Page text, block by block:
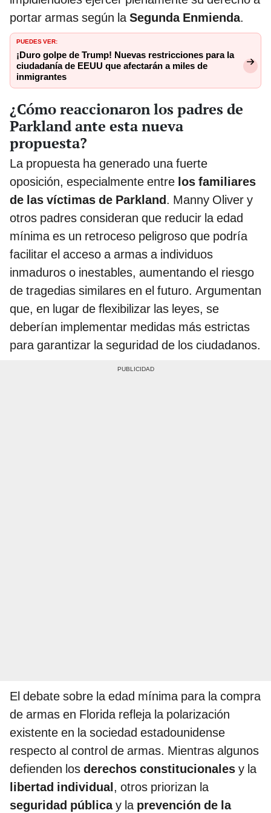
portar armas según laSegunda Enmienda.
PUEDES VER:
¡Duro golpe de Trump! Nuevas restricciones para la
ciudadanía de EEUU que afectarán a miles de
inmigrantes
¿Cómo reaccionaron los padres de
Parkland ante esta nueva
propuesta?
La propuesta ha generado una fuerte
oposición, especialmente entre los familiares
de las víctimas de Parkland. Manny Oliver y
otros padres consideran que reducir la edad
mínima es un retroceso peligroso que podría
facilitar el acceso a armas a individuos
inmaduros o inestables, aumentando el riesgo
de tragedias similares en el futuro. Argumentan
que, en lugar de flexibilizar las leyes, se
deberían implementar medidas más estrictas
para garantizar la seguridad de los ciudadanos.​
El debate sobre la edad mínima para la compra
de armas en Florida refleja la polarización
existente en la sociedad estadounidense
respecto al control de armas. Mientras algunos
defienden los derechos constitucionales y la
libertad individual, otros priorizan la
seguridad públicay la prevención de la